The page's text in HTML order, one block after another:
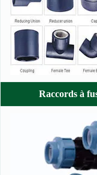
Raccords à